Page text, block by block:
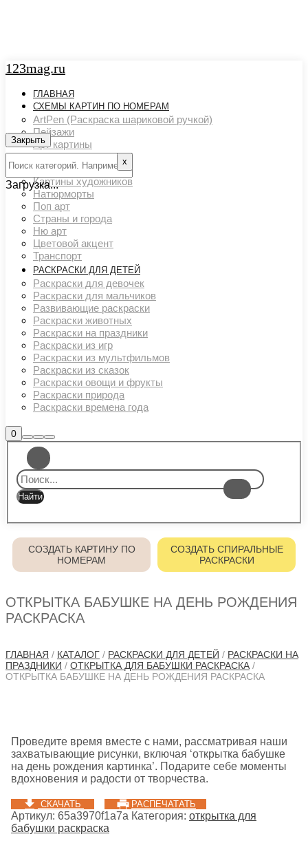
123mag.ru
ГЛАВНАЯ
СХЕМЫ КАРТИН ПО НОМЕРАМ
ArtPen (Раскраска шариковой ручкой)
Пейзажи
Арт картины
Животный мир
Люди
Картины художников
Натюрморты
Поп арт
Страны и города
Ню арт
Цветовой акцент
Транспорт
РАСКРАСКИ ДЛЯ ДЕТЕЙ
Раскраски для девочек
Раскраски для мальчиков
Развивающие раскраски
Раскраски животных
Раскраски на праздники
Раскраски из игр
Раскраски из мультфильмов
Раскраски из сказок
Раскраски овощи и фрукты
Раскраски природа
Раскраски времена года
0Боковая
панель
магазина
Найти
Больше
информации
Главное
меню
СОЗДАТЬ КАРТИНУ ПО
НОМЕРАМ
СОЗДАТЬ СПИРАЛЬНЫЕ
РАСКРАСКИ
ОТКРЫТКА БАБУШКЕ НА ДЕНЬ РОЖДЕНИЯ
РАСКРАСКА
ГЛАВНАЯ / КАТАЛОГ / РАСКРАСКИ ДЛЯ ДЕТЕЙ / РАСКРАСКИ НА
ПРАЗДНИКИ / ОТКРЫТКА ДЛЯ БАБУШКИ РАСКРАСКА/
ОТКРЫТКА БАБУШКЕ НА ДЕНЬ РОЖДЕНИЯ РАСКРАСКА
Проведите время вместе с нами, рассматривая наши
захватывающие рисунки, включая ‘открытка бабушке
на день рождения картинка’. Подарите себе моменты
вдохновения и радости от творчества.
СКАЧАТЬ РАСПЕЧАТАТЬ
Артикул: 65a3970f1a7a Категория: открытка для
бабушки раскраска
Закрыть
х
Загрузка...